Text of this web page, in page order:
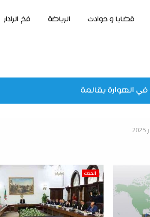
قضايا و حوادث الرياضة فخ الرادار
في الهوارة بقالمة
الحدث